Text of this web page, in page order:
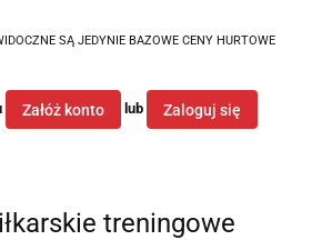
SĄ JEDYNIE BAZOWE CENY HURTOWE
Załóż konto lub Zaloguj się
treningowe